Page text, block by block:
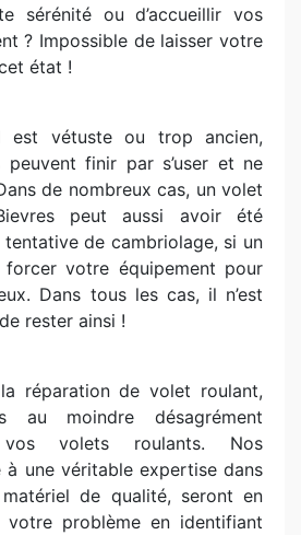
sérénité ou d’accueillir vos
? Impossible de laisser votre
état !
est vétuste ou trop ancien,
peuvent finir par s’user et ne
de nombreux cas, un volet
peut aussi avoir été
de cambriolage, si un
votre équipement pour
Dans tous les cas, il n’est
rester ainsi !
réparation de volet roulant,
au moindre désagrément
volets roulants. Nos
à une véritable expertise dans
de qualité, seront en
votre problème en identifiant